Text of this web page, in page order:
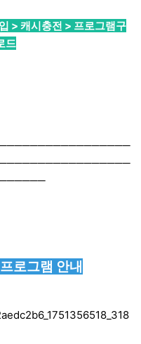
> 캐시충전 > 프로그램구
드
로그램 안내